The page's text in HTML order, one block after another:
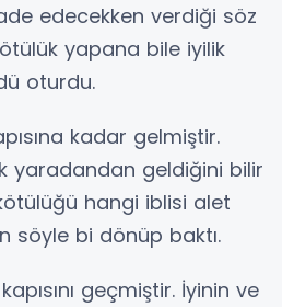
edecekken verdiği söz
yapana bile iyilik
oturdu.
kadar gelmiştir.
yaradandan geldiğini bilir
hangi iblisi alet
söyle bi dönüp baktı.
geçmiştir. İyinin ve